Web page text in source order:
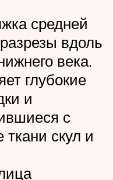
средней
вдоль
века.
глубокие
и
с
ткани скул и